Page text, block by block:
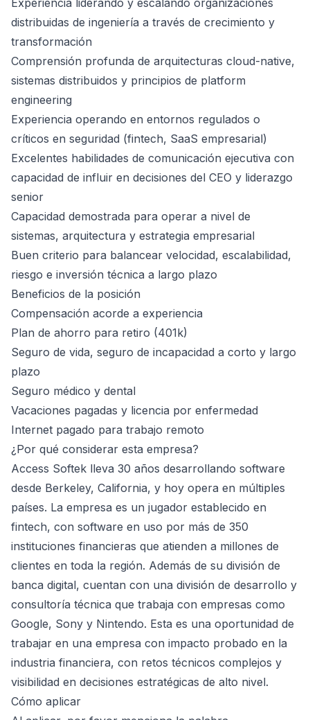
Experiencia liderando y escalando organizaciones
distribuidas de ingeniería a través de crecimiento y
transformación
Comprensión profunda de arquitecturas cloud-native,
sistemas distribuidos y principios de platform
engineering
Experiencia operando en entornos regulados o
críticos en seguridad (fintech, SaaS empresarial)
Excelentes habilidades de comunicación ejecutiva con
capacidad de influir en decisiones del CEO y liderazgo
senior
Capacidad demostrada para operar a nivel de
sistemas, arquitectura y estrategia empresarial
Buen criterio para balancear velocidad, escalabilidad,
riesgo e inversión técnica a largo plazo
Beneficios de la posición
Compensación acorde a experiencia
Plan de ahorro para retiro (401k)
Seguro de vida, seguro de incapacidad a corto y largo
plazo
Seguro médico y dental
Vacaciones pagadas y licencia por enfermedad
Internet pagado para trabajo remoto
¿Por qué considerar esta empresa?
Access Softek lleva 30 años desarrollando software
desde Berkeley, California, y hoy opera en múltiples
países. La empresa es un jugador establecido en
fintech, con software en uso por más de 350
instituciones financieras que atienden a millones de
clientes en toda la región. Además de su división de
banca digital, cuentan con una división de desarrollo y
consultoría técnica que trabaja con empresas como
Google, Sony y Nintendo. Esta es una oportunidad de
trabajar en una empresa con impacto probado en la
industria financiera, con retos técnicos complejos y
visibilidad en decisiones estratégicas de alto nivel.
Cómo aplicar